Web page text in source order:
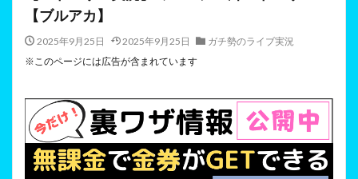
【ブルアカ】
2025年9月25日 2025年9月25日
ガチ勢のライブ実況
※このページには広告が含まれています